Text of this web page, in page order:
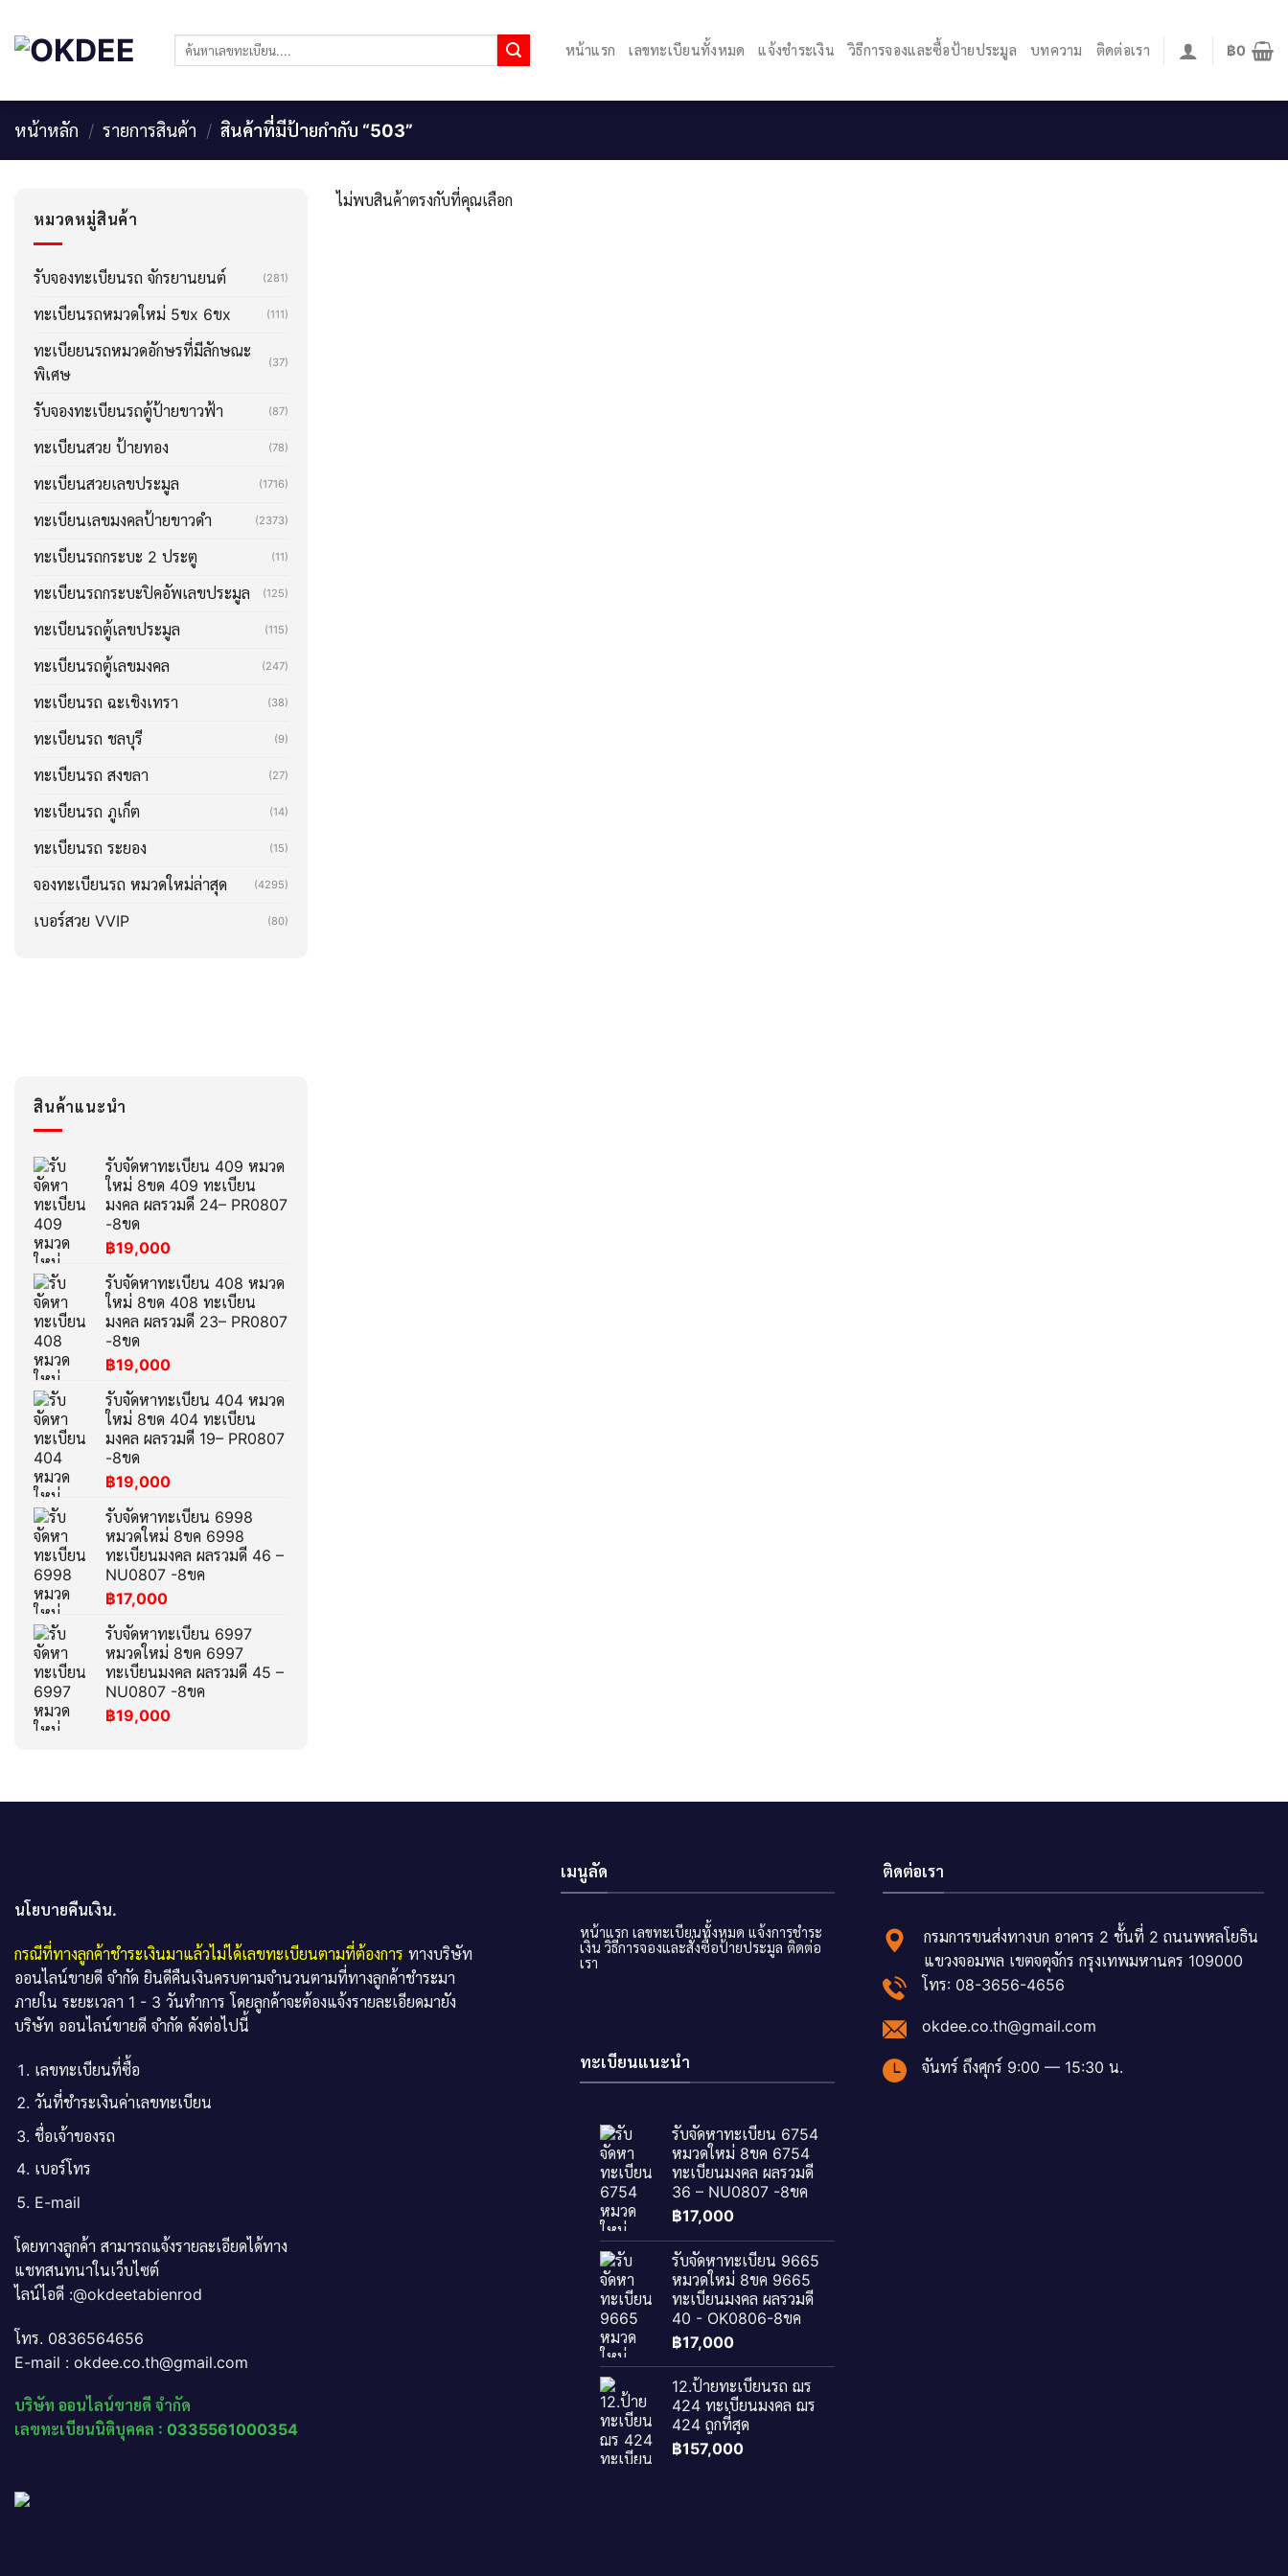
content
ค้นหา: หน้าแรก เลขทะเบียนทั้งหมด แจ้งชำระเงิน วิธีการจองและซื้อป้ายประมูล บทความ ติดต่อเรา ฿0
หน้าหลัก / รายการสินค้า / สินค้าที่มีป้ายกำกับ “503”
หมวดหมู่สินค้า
รับจองทะเบียนรถ จักรยานยนต์ (281)
ทะเบียนรถหมวดใหม่ 5ขx 6ขx (111)
ทะเบียยนรถหมวดอักษรที่มีลักษณะ
พิเศษ
(37)
รับจองทะเบียนรถตู้ป้ายขาวฟ้า (87)
ทะเบียนสวย ป้ายทอง (78)
ทะเบียนสวยเลขประมูล (1716)
ทะเบียนเลขมงคลป้ายขาวดำ (2373)
ทะเบียนรถกระบะ 2 ประตู (11)
ทะเบียนรถกระบะปิคอัพเลขประมูล (125)
ทะเบียนรถตู้เลขประมูล (115)
ทะเบียนรถตู้เลขมงคล (247)
ทะเบียนรถ ฉะเชิงเทรา (38)
ทะเบียนรถ ชลบุรี (9)
ทะเบียนรถ สงขลา (27)
ทะเบียนรถ ภูเก็ต (14)
ทะเบียนรถ ระยอง (15)
จองทะเบียนรถ หมวดใหม่ล่าสุด (4295)
เบอร์สวย VVIP (80)
สินค้าแนะนำ
รับจัดหาทะเบียน 409 หมวด
ใหม่ 8ขด 409 ทะเบียน
มงคล ผลรวมดี 24– PR0807
-8ขด
฿19,000
รับจัดหาทะเบียน 408 หมวด
ใหม่ 8ขด 408 ทะเบียน
มงคล ผลรวมดี 23– PR0807
-8ขด
฿19,000
รับจัดหาทะเบียน 404 หมวด
ใหม่ 8ขด 404 ทะเบียน
มงคล ผลรวมดี 19– PR0807
-8ขด
฿19,000
รับจัดหาทะเบียน 6998
หมวดใหม่ 8ขค 6998
ทะเบียนมงคล ผลรวมดี 46 –
NU0807 -8ขค
฿17,000
รับจัดหาทะเบียน 6997
หมวดใหม่ 8ขค 6997
ทะเบียนมงคล ผลรวมดี 45 –
NU0807 -8ขค
฿19,000
ไม่พบสินค้าตรงกับที่คุณเลือก
นโยบายคืนเงิน.
กรณีที่ทางลูกค้าชำระเงินมาแล้วไม่ได้เลขทะเบียนตามที่ต้องการ ทางบริษัท
ออนไลน์ขายดี จำกัด ยินดีคืนเงินครบตามจำนวนตามที่ทางลูกค้าชำระมา
ภายใน ระยะเวลา 1 - 3 วันทำการ โดยลูกค้าจะต้องแจ้งรายละเอียดมายัง
บริษัท ออนไลน์ขายดี จำกัด ดังต่อไปนี้
เลขทะเบียนที่ซื้อ
วันที่ชำระเงินค่าเลขทะเบียน
ชื่อเจ้าของรถ
เบอร์โทร
E-mail
โดยทางลูกค้า สามารถแจ้งรายละเอียดได้ทาง
แชทสนทนาในเว็บไซต์
ไลน์ไอดี :@okdeetabienrod
โทร. 0836564656
E-mail : okdee.co.th@gmail.com
บริษัท ออนไลน์ขายดี จำกัด
เลขทะเบียนนิติบุคคล : 0335561000354
เมนูลัด
หน้าแรก เลขทะเบียนทั้งหมด แจ้งการชำระ
เงิน วิธีการจองและสั่งซื้อป้ายประมูล ติดต่อ
เรา
ทะเบียนแนะนำ
รับจัดหาทะเบียน 6754
หมวดใหม่ 8ขค 6754
ทะเบียนมงคล ผลรวมดี
36 – NU0807 -8ขค
฿17,000
รับจัดหาทะเบียน 9665
หมวดใหม่ 8ขค 9665
ทะเบียนมงคล ผลรวมดี
40 - OK0806-8ขค
฿17,000
12.ป้ายทะเบียนรถ ฌร
424 ทะเบียนมงคล ฌร
424 ถูกที่สุด
฿157,000
ติดต่อเรา
กรมการขนส่งทางบก อาคาร 2 ชั้นที่ 2 ถนนพหลโยธิน
แขวงจอมพล เขตจตุจักร กรุงเทพมหานคร 109000
โทร: 08-3656-4656
okdee.co.th@gmail.com
จันทร์ ถึงศุกร์ 9:00 — 15:30 น.